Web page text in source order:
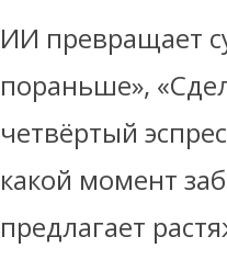
ИИ превращает
пораньше»,
четвёртый
какой момент
предлагает